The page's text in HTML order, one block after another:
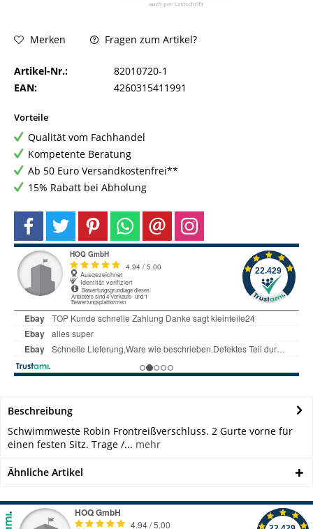
Merken Fragen zum Artikel?
Artikel-Nr.:
82010720-1
EAN:
4260315411991
Vorteile
Qualität vom Fachhandel
Kompetente Beratung
Ab 50 Euro Versandkostenfrei**
15% Rabatt bei Abholung
Beschreibung
Schwimmweste Robin Frontreißverschluss. 2 Gurte vorne für
einen festen Sitz. Trage /... mehr
Ähnliche Artikel